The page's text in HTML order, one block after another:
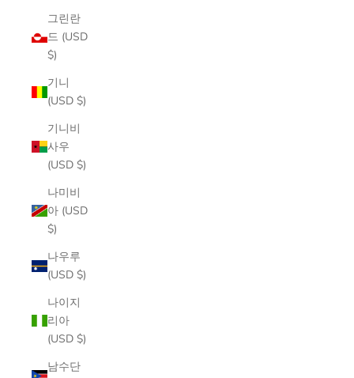
그린란
드 (USD
$)
기니
(USD $)
기니비
사우
(USD $)
나미비
아 (USD
$)
나우루
(USD $)
나이지
리아
(USD $)
남수단